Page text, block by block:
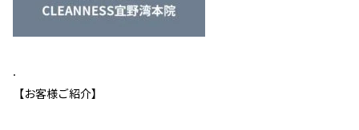
.
【お客様ご紹介】